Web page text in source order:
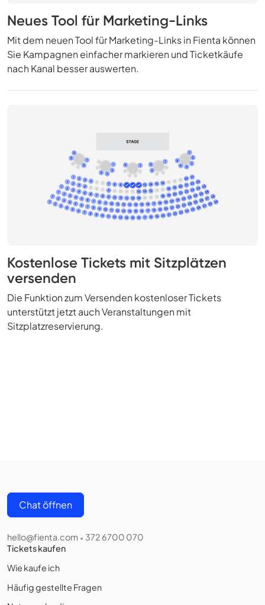
Neues Tool für Marketing-Links
Mit dem neuen Tool für Marketing-Links in Fienta können
Sie Kampagnen einfacher markieren und Ticketkäufe
nach Kanal besser auswerten.
Kostenlose Tickets mit Sitzplätzen
versenden
Die Funktion zum Versenden kostenloser Tickets
unterstützt jetzt auch Veranstaltungen mit
Sitzplatzreservierung.
Chat öffnen
hello@fienta.com • 372 6700 070
Tickets kaufen
Wie kaufe ich
Häufig gestellte Fragen